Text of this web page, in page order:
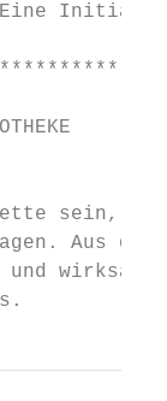
sein,
Aus
wirksam